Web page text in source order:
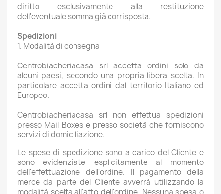
diritto esclusivamente alla restituzione
dell'eventuale somma già corrisposta.
Spedizioni
1. Modalità di consegna
Centrobiacheriacasa srl accetta ordini solo da
alcuni paesi, secondo una propria libera scelta. In
particolare accetta ordini dal territorio Italiano ed
Europeo.
Centrobiacheriacasa srl non effettua spedizioni
presso Mail Boxes e presso società che forniscono
servizi di domiciliazione.
Le spese di spedizione sono a carico del Cliente e
sono evidenziate esplicitamente al momento
dell'effettuazione dell'ordine. Il pagamento della
merce da parte del Cliente avverrà utilizzando la
modalità scelta all'atto dell'ordine. Nessuna spesa o